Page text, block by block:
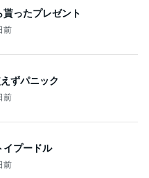
ったプレゼント
前
ずパニック
前
イプードル
前